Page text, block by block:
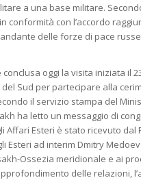
a una base militare.
con l’accordo
delle forze di pace
conclusa oggi la visita iniziata il
Sud per partecipare alla
il servizio stampa del
ha letto un messaggio di
Esteri è stato ricevuto dal
Esteri ad interim Dmitry
Ossezia meridionale e ai
delle relazioni,